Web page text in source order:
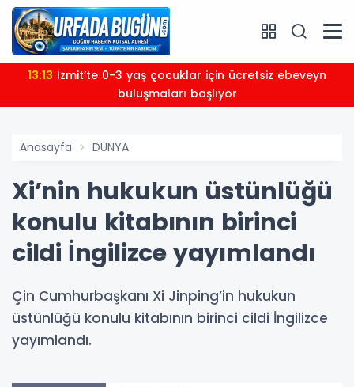
13:13
buluşmaları başlıyor
Anasayfa DÜNYA
Xi’nin hukukun üstünlüğü
konulu kitabının birinci
cildi İngilizce yayımlandı
Çin Cumhurbaşkanı Xi Jinping’in hukukun
üstünlüğü konulu kitabının birinci cildi İngilizce
yayımlandı.